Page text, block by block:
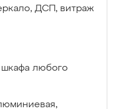
ДСП, витраж
шкафа любого